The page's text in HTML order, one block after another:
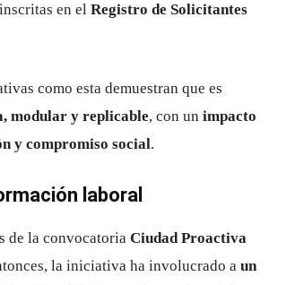
en el Registro de Solicitantes
como esta demuestran que es
modular y replicable, con un impacto
y compromiso social.
laboral
de la convocatoria Ciudad Proactiva
la iniciativa ha involucrado a un